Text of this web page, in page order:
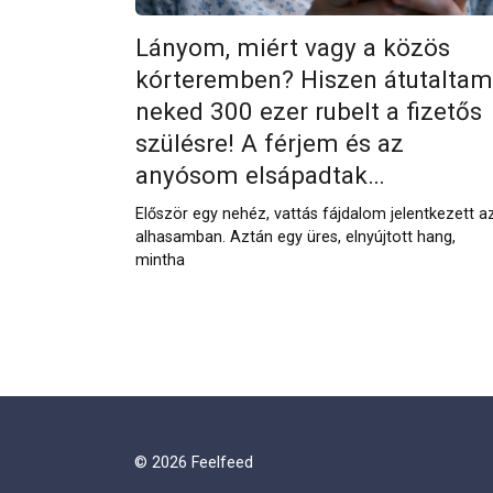
Lányom, miért vagy a közös
kórteremben? Hiszen átutaltam
neked 300 ezer rubelt a fizetős
szülésre! A férjem és az
anyósom elsápadtak…
Először egy nehéz, vattás fájdalom jelentkezett
alhasamban. Aztán egy üres, elnyújtott hang,
mintha
© 2026 Feelfeed